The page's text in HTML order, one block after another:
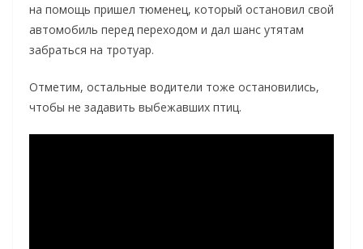
на помощь пришел тюменец, который остановил свой
автомобиль перед переходом и дал шанс утятам
забраться на тротуар.
Отметим, остальные водители тоже остановились,
чтобы не задавить выбежавших птиц.